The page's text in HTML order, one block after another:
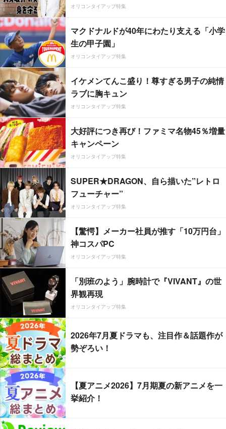
オリコンタイアップ特集
マクドナルドが40年にわたり支える「小学
生の甲子園」
オリコンタイアップ特集
イケメンてんこ盛り！尊すぎる男子の純情
ラブに胸キュン
オリコンタイアップ特集
大好評につき再び！ファミマ名物45％増量
キャンペーン
オリコンタイアップ特集
SUPER★DRAGON、自ら描いた”レトロ
フューチャー”
オリコンタイアップ特集
【驚愕】メーカー社員が推す「10万円台」
神コスパPC
オリコンタイアップ特集
「別班のよう」腕時計で『VIVANT』の世
界観再現
オリコンタイアップ特集
2026年7月夏ドラマも、注目作＆話題作が
勢ぞろい！
【夏アニメ2026】7月期夏の新アニメを一
挙紹介！